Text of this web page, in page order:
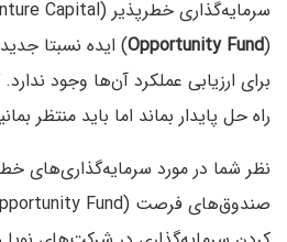
(
Opportunity Fund) ایده نسبتا
برای ارزیابی عملکرد آن‌ها وجود
راه حل پایدار بماند اما باید منتظر